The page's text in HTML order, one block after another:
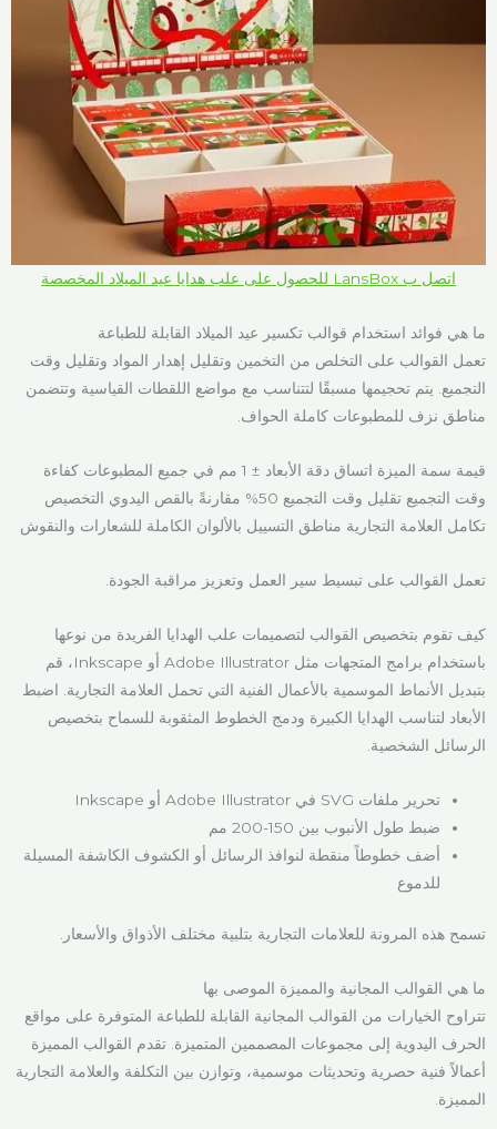
اتصل ب LansBox للحصول على علب هدايا عيد الميلاد المخصصة
ما هي فوائد استخدام قوالب تكسير عيد الميلاد القابلة للطباعة
تعمل القوالب على التخلص من التخمين وتقليل إهدار المواد وتقليل وقت
التجميع. يتم تحجيمها مسبقًا لتتناسب مع مواضع اللقطات القياسية وتتضمن
مناطق نزف للمطبوعات كاملة الحواف.
قيمة سمة الميزة اتساق دقة الأبعاد ± 1 مم في جميع المطبوعات كفاءة
وقت التجميع تقليل وقت التجميع 50% مقارنةً بالقص اليدوي التخصيص
تكامل العلامة التجارية مناطق التسييل بالألوان الكاملة للشعارات والنقوش
تعمل القوالب على تبسيط سير العمل وتعزيز مراقبة الجودة.
كيف تقوم بتخصيص القوالب لتصميمات علب الهدايا الفريدة من نوعها
باستخدام برامج المتجهات مثل Adobe Illustrator أو Inkscape، قم
بتبديل الأنماط الموسمية بالأعمال الفنية التي تحمل العلامة التجارية. اضبط
الأبعاد لتناسب الهدايا الكبيرة ودمج الخطوط المثقوبة للسماح بتخصيص
الرسائل الشخصية.
تحرير ملفات SVG في Adobe Illustrator أو Inkscape
ضبط طول الأنبوب بين 150-200 مم
أضف خطوطاً منقطة لنوافذ الرسائل أو الكشوف الكاشفة المسيلة
للدموع
تسمح هذه المرونة للعلامات التجارية بتلبية مختلف الأذواق والأسعار.
ما هي القوالب المجانية والمميزة الموصى بها
تتراوح الخيارات من القوالب المجانية القابلة للطباعة المتوفرة على مواقع
الحرف اليدوية إلى مجموعات المصممين المتميزة. تقدم القوالب المميزة
أعمالاً فنية حصرية وتحديثات موسمية، وتوازن بين التكلفة والعلامة التجارية
المميزة.